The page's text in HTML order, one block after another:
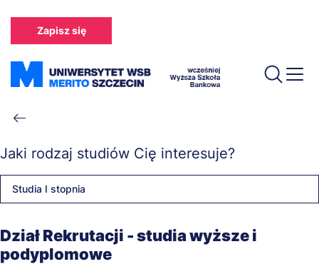
treści
Zapisz się
Ścieżka
nawigacyjna
Jaki rodzaj studiów Cię interesuje?
Studia I stopnia
Dział Rekrutacji - studia wyższe i
podyplomowe